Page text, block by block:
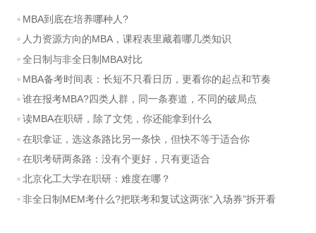
MBA到底在培养哪种人?
人力资源方向的MBA，课程表里藏着哪几类知识
全日制与非全日制MBA对比
MBA备考时间表：长短不只看日历，更看你的起点和节奏
谁在报考MBA?四类人群，同一条赛道，不同的破局点
读MBA在职研，除了文凭，你还能拿到什么
在职拿证，选这条路比另一条快，但快不等于适合你
在职考研两条路：没有个更好，只有更适合
北京化工大学在职研：难度在哪？
非全日制MEM考什么?把联考和复试这两张“入场券”拆开看